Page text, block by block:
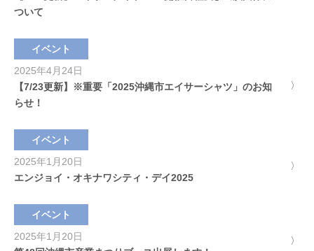
ついて
イベント
2025年4月24日
【7/23更新】※重要「2025沖縄市エイサーシャツ」のお知
らせ！
イベント
2025年1月20日
エンジョイ・オキナワシティ・デイ2025
イベント
2025年1月20日